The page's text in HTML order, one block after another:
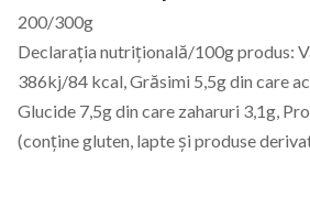
200/300g
Declarația nutrițională/100g produs:
386kj/84 kcal, Grăsimi 5,5g din care
Glucide 7,5g din care zaharuri 3,1g,
(conține gluten, lapte și produse